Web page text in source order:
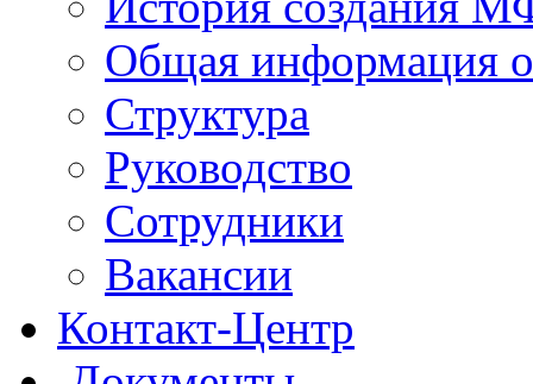
Общая
Структура
Руководство
Сотрудники
Вакансии
Контакт-Центр